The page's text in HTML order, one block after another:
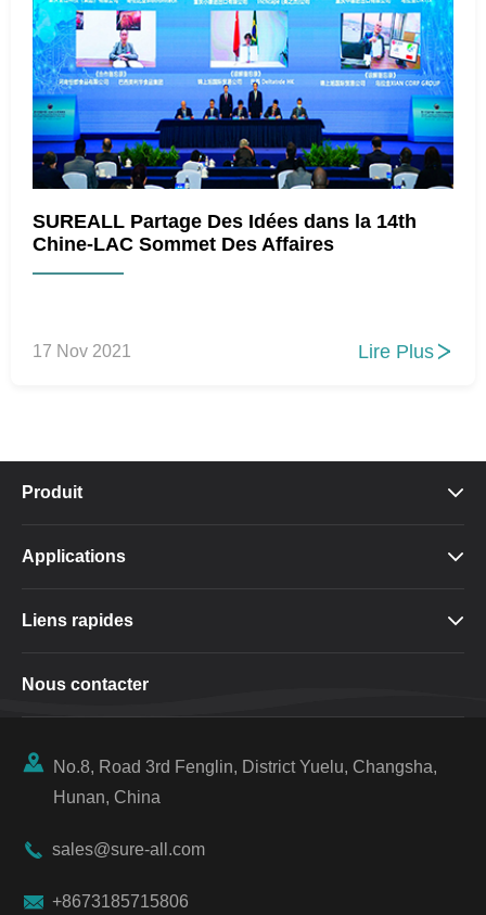
SUREALL Partage Des Idées dans la 14th
Chine-LAC Sommet Des Affaires
17 Nov 2021 Lire Plus 
Produit 
Applications 
Liens rapides 
Nous contacter

No.8, Road 3rd Fenglin, District Yuelu, Changsha,
Hunan, China
 sales@sure-all.com
 +8673185715806